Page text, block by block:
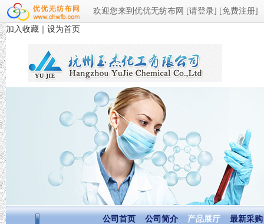
欢迎您来到优优无纺布网 [请登录] [免费注册]
加入收藏 设为首页
公司首页 公司简介 产品展厅 最新采购